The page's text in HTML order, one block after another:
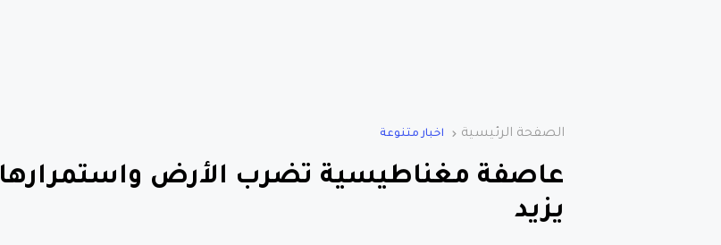
الصفحة الرئيسية اخبار متنوعة
عاصفة مغناطيسية تضرب الأرض واستمرارها
يزيد